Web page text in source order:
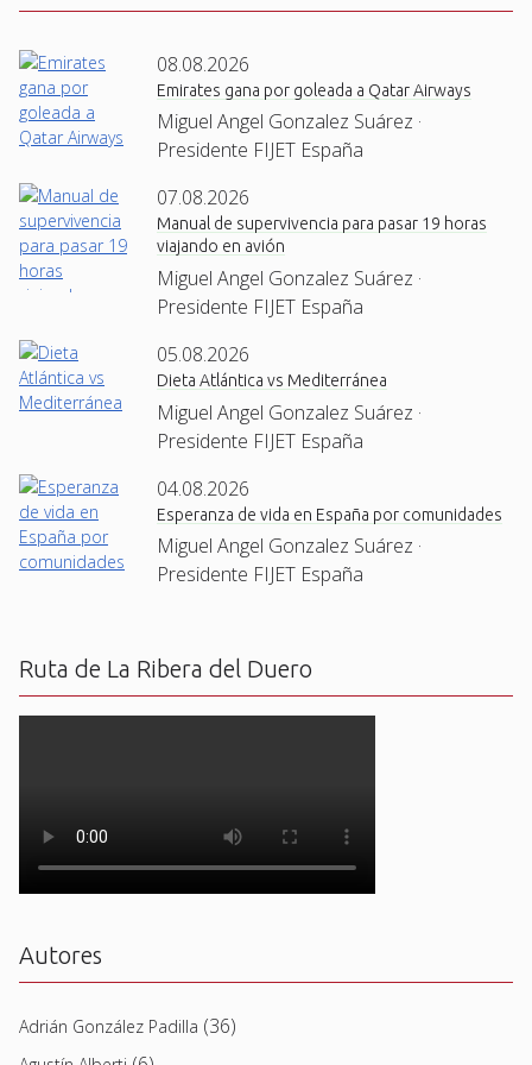
08.08.2026
Emirates gana por goleada a Qatar Airways
Miguel Angel Gonzalez Suárez ·
Presidente FIJET España
07.08.2026
Manual de supervivencia para pasar 19 horas
viajando en avión
Miguel Angel Gonzalez Suárez ·
Presidente FIJET España
05.08.2026
Dieta Atlántica vs Mediterránea
Miguel Angel Gonzalez Suárez ·
Presidente FIJET España
04.08.2026
Esperanza de vida en España por comunidades
Miguel Angel Gonzalez Suárez ·
Presidente FIJET España
Ruta de La Ribera del Duero
Autores
Adrián González Padilla (36)